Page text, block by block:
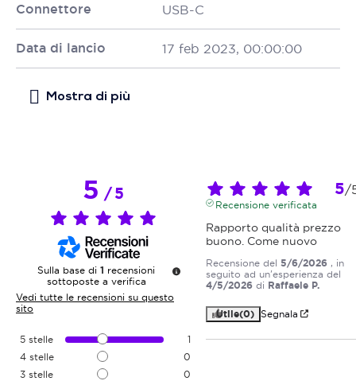
Connettore USB-C
Data di lancio 17 feb 2023, 00:00:00
5/5
Sulla base di 1 recensioni
sottoposte a verifica
Vedi tutte le recensioni su questo
sito
5 stelle
1
4 stelle
0
3 stelle
0
5/
Recensione verificata
Rapporto qualità prezzo
buono. Come nuovo
Recensione del 5/6/2026 , in
seguito ad un'esperienza del
4/5/2026 di Raffaele P.
Utile(0) Segnala